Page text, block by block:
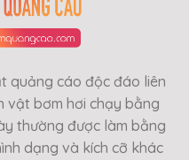
quảng cáo độc đáo liên
vật bơm hơi chạy bằng
thường được làm bằng
dạng và kích cỡ khác